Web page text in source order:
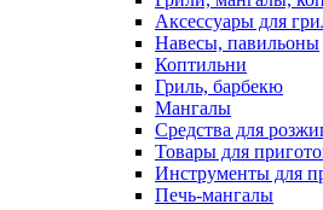
Аксессуары для
Навесы, павильоны
Коптильни
Гриль, барбекю
Мангалы
Средства для
Товары для
Инструменты для
Печь-мангалы